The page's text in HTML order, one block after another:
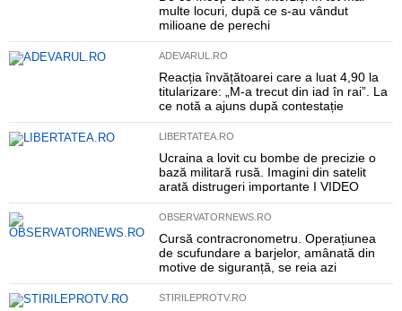
multe locuri, după ce s-au vândut
milioane de perechi
ADEVARUL.RO
Reacția învățătoarei care a luat 4,90 la
titularizare: „M-a trecut din iad în rai”. La
ce notă a ajuns după contestație
LIBERTATEA.RO
Ucraina a lovit cu bombe de precizie o
bază militară rusă. Imagini din satelit
arată distrugeri importante I VIDEO
OBSERVATORNEWS.RO
Cursă contracronometru. Operațiunea
de scufundare a barjelor, amânată din
motive de siguranță, se reia azi
STIRILEPROTV.RO